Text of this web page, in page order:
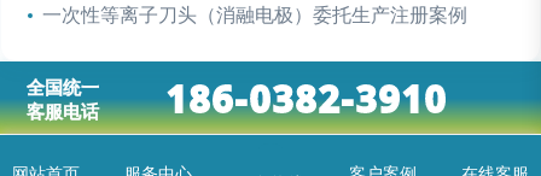
一次性等离子刀头（消融电极）委托生产注册案例
全国统一
客服电话
186-0382-3910